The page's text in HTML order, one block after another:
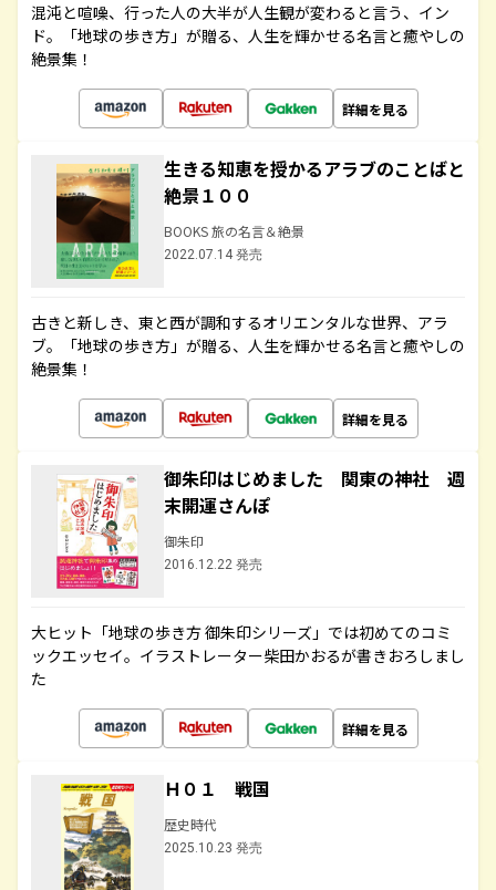
混沌と喧噪、行った人の大半が人生観が変わると言う、イン
ド。「地球の歩き方」が贈る、人生を輝かせる名言と癒やしの
絶景集！
詳細を見る
生きる知恵を授かるアラブのことばと
絶景１００
BOOKS 旅の名言＆絶景
2022.07.14 発売
古きと新しき、東と西が調和するオリエンタルな世界、アラ
ブ。「地球の歩き方」が贈る、人生を輝かせる名言と癒やしの
絶景集！
詳細を見る
御朱印はじめました 関東の神社 週
末開運さんぽ
御朱印
2016.12.22 発売
大ヒット「地球の歩き方 御朱印シリーズ」では初めてのコミ
ックエッセイ。イラストレーター柴田かおるが書きおろしまし
た
詳細を見る
Ｈ０１ 戦国
歴史時代
2025.10.23 発売